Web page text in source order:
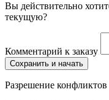
Вы действительно
текущую?
Комментарий к заказу
Сохранить и начать
Разрешение конфликтов